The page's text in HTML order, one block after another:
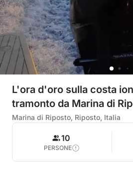
L'ora d'oro sulla costa
tramonto da Marina di
Marina di Riposto, Riposto, Italia
10
PERSONE